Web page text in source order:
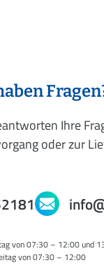
Ihre
oder zur
von 07:30 – 12:00 und
von 07:30 – 12:00